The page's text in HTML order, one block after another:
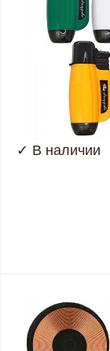
✓ В наличии